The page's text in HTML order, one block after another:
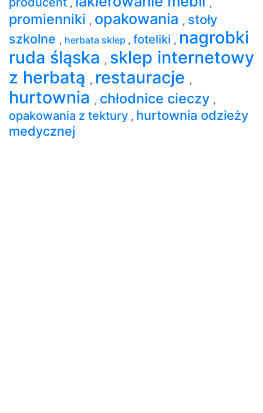
, ,
promienniki , opakowania , stoły
szkolne , herbata sklep , foteliki , nagrobki
ruda śląska , sklep internetowy
z herbatą , restauracje ,
hurtownia , chłodnice cieczy ,
opakowania z tektury , hurtownia odzieży
medycznej